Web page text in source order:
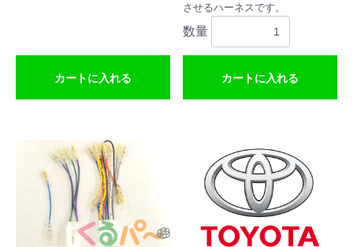
カートに入れる
させるハーネスです。
数量
カートに入れる